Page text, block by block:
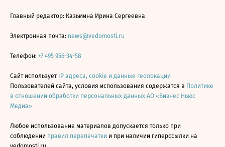
Главный редактор: Казьмина Ирина Сергеевна
Электронная почта: news@vedomosti.ru
Телефон: +7 495 956-34-58
Сайт использует IP адреса, cookie и данные геолокации
Пользователей сайта, условия использования содержатся в Политике
в отношении обработки персональных данных АО «Бизнес Ньюс
Медиа»
Любое использование материалов допускается только при
соблюдении правил перепечатки и при наличии гиперссылки на